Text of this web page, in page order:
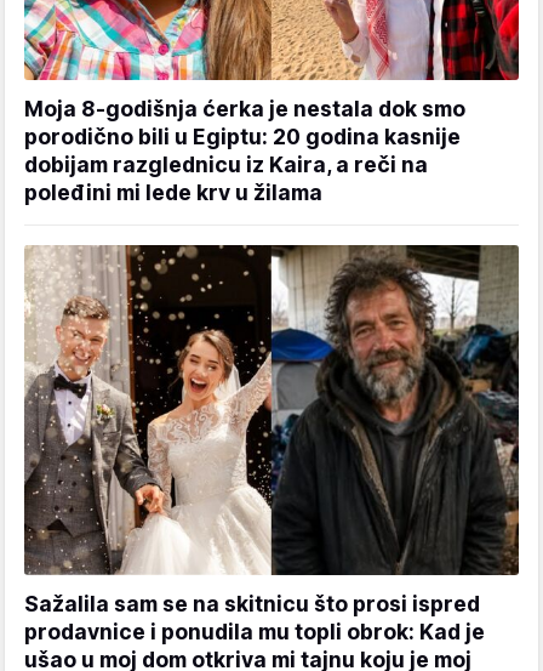
Moja 8-godišnja ćerka je nestala dok smo
porodično bili u Egiptu: 20 godina kasnije
dobijam razglednicu iz Kaira, a reči na
poleđini mi lede krv u žilama
Sažalila sam se na skitnicu što prosi ispred
prodavnice i ponudila mu topli obrok: Kad je
ušao u moj dom otkriva mi tajnu koju je moj